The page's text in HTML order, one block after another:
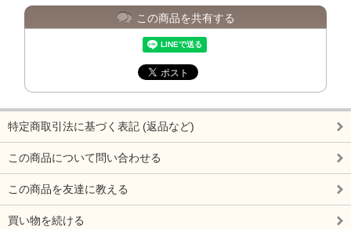
この商品を共有する
特定商取引法に基づく表記 (返品など)
この商品について問い合わせる
この商品を友達に教える
買い物を続ける